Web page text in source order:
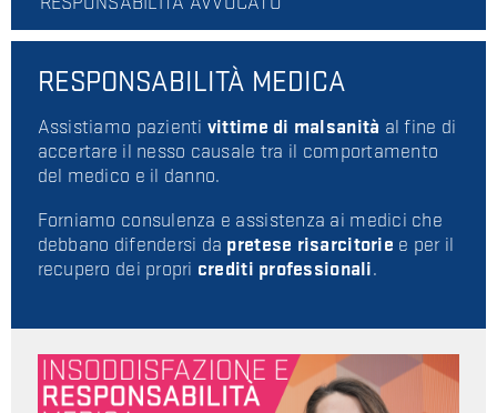
RESPONSABILITÀ MEDICA
Assistiamo pazienti vittime di malsanità al fine di
accertare il nesso causale tra il comportamento
del medico e il danno.
Forniamo consulenza e assistenza ai medici che
debbano difendersi da pretese risarcitorie e per il
recupero dei propri crediti professionali.